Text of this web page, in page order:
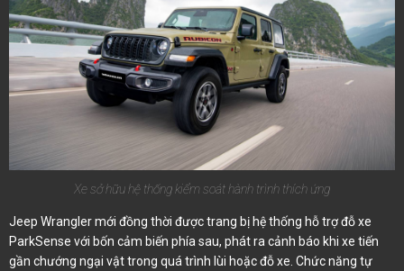
Xe sở hữu hệ thống kiểm soát hành trình thích ứng
Jeep Wrangler mới đồng thời được trang bị hệ thống hỗ trợ đỗ xe
ParkSense với bốn cảm biến phía sau, phát ra cảnh báo khi xe tiến
gần chướng ngại vật trong quá trình lùi hoặc đỗ xe. Chức năng tự